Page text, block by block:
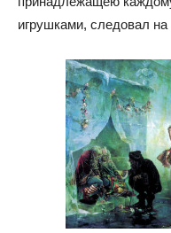
игрушками, следовал